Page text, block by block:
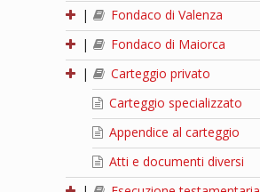
|
Fondaco di Valenza
|
Fondaco di Maiorca
|
Carteggio privato
Carteggio specializzato
Appendice al carteggio
Atti e documenti diversi